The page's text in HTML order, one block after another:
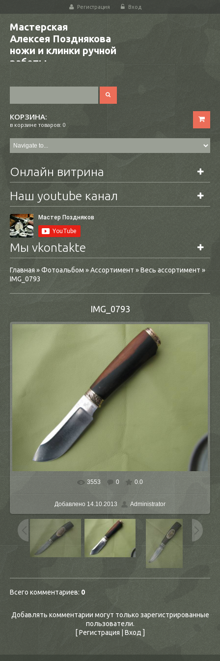
Регистрация Вход
Мастерская
Алексея Позднякова
ножи и клинки ручной
работы
КОРЗИНА:
в корзине товаров: 0
Онлайн витрина
Наш youtube канал
Мы vkontakte
Главная»Фотоальбом »Ассортимент »Весь ассортимент »
IMG_0793
IMG_0793
В реальном размере 2592x1944
3553 0 0.0
Добавлено 14.10.2013 Administrator
Всего комментариев: 0
Добавлять комментарии могут только зарегистрированные
пользователи.
[Регистрация Вход ]